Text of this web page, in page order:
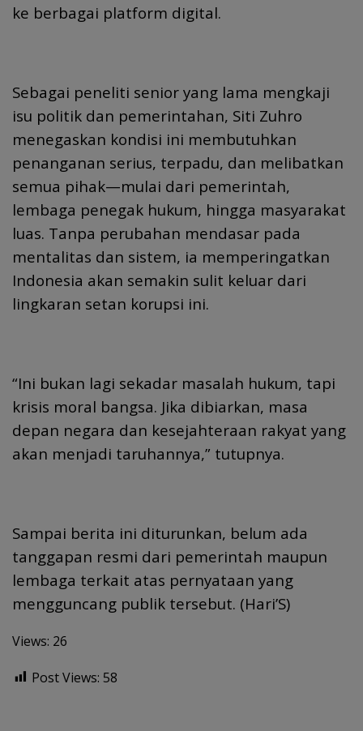
ke berbagai platform digital.
Sebagai peneliti senior yang lama mengkaji
isu politik dan pemerintahan, Siti Zuhro
menegaskan kondisi ini membutuhkan
penanganan serius, terpadu, dan melibatkan
semua pihak—mulai dari pemerintah,
lembaga penegak hukum, hingga masyarakat
luas. Tanpa perubahan mendasar pada
mentalitas dan sistem, ia memperingatkan
Indonesia akan semakin sulit keluar dari
lingkaran setan korupsi ini.
“Ini bukan lagi sekadar masalah hukum, tapi
krisis moral bangsa. Jika dibiarkan, masa
depan negara dan kesejahteraan rakyat yang
akan menjadi taruhannya,” tutupnya.
Sampai berita ini diturunkan, belum ada
tanggapan resmi dari pemerintah maupun
lembaga terkait atas pernyataan yang
mengguncang publik tersebut. (Hari’S)
Views: 26
Post Views: 58